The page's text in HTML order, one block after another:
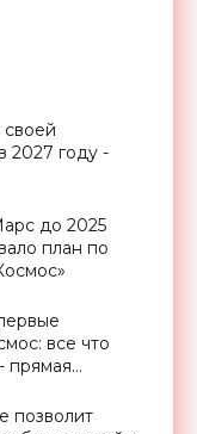
своей
2027 году -
до 2025
план по
все что
прямая
позволит